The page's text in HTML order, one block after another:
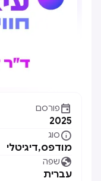
פורסם
2025
סוג
מודפס,דיגיטלי
שפה
עברית